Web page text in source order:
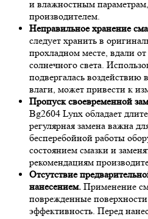
и влажностным
производителем.
Неправильное хранение
следует хранить в
прохладном месте, вдали
солнечного света.
подвергалась воздействию
влаги, может привести к
Пропуск своевременной
Bg2604 Lynx обладает
регулярная замена важна
бесперебойной работы
состоянием смазки и
рекомендациям
Отсутствие
нанесением. Применение
поврежденные
эффективность. Перед